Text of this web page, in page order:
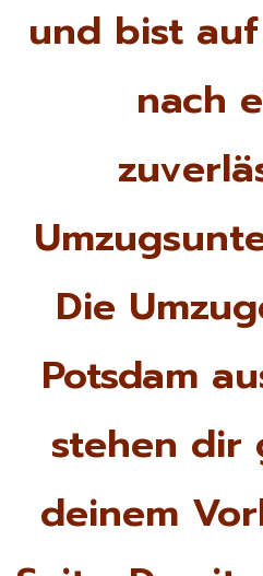
und bist
nach
Die
Potsdam
stehen dir
deinem